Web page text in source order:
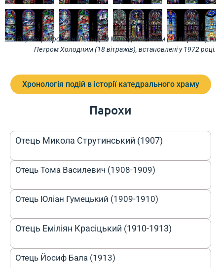
Вітражі розроблені Леонідом Молодожанином (16 вітражів) та
Петром Холодним (18 вітражів), встановлені у 1972 році.
Хронологія подій в історії катедрального храму
Парохи
Отець Микола Струтинський (1907)
Отець Тома Василевич (1908-1909)
Отець Юліан Гумецький (1909-1910)
Отець Еміліян Красіцький (1910-1913)
Отець Йосиф Бала (1913)